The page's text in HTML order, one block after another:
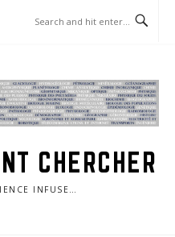
CHERCHER
INFUSE…